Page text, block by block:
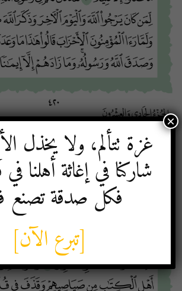
غزة تتألم، ولا يخذل
شاركنا في إغاثة أهلنا
فكل صدقة تصنع
[تبرع الآن]
×